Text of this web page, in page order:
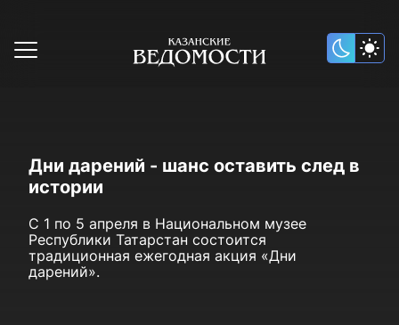
Дни дарений - шанс оставить след в
истории
С 1 по 5 апреля в Национальном музее
Республики Татарстан состоится
традиционная ежегодная акция «Дни
дарений».